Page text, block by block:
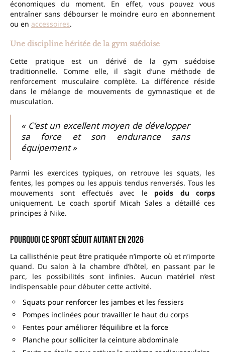
économiques du moment. En effet, vous pouvez vous
entraîner sans débourser le moindre euro en abonnement
ou en accessoires.
Une discipline héritée de la gym suédoise
Cette pratique est un dérivé de la gym suédoise
traditionnelle. Comme elle, il s’agit d’une méthode de
renforcement musculaire complète. La différence réside
dans le mélange de mouvements de gymnastique et de
musculation.
« C’est un excellent moyen de développer
sa force et son endurance sans
équipement »
Parmi les exercices typiques, on retrouve les squats, les
fentes, les pompes ou les appuis tendus renversés. Tous les
mouvements sont effectués avec le poids du corps
uniquement. Le coach sportif Micah Sales a détaillé ces
principes à Nike.
Pourquoi ce sport séduit autant en 2026
La callisthénie peut être pratiquée n’importe où et n’importe
quand. Du salon à la chambre d’hôtel, en passant par le
parc, les possibilités sont infinies. Aucun matériel n’est
indispensable pour débuter cette activité.
Squats pour renforcer les jambes et les fessiers
Pompes inclinées pour travailler le haut du corps
Fentes pour améliorer l’équilibre et la force
Planche pour solliciter la ceinture abdominale